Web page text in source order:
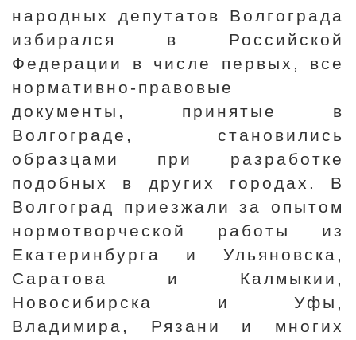
народных депутатов Волгограда
избирался в Российской
Федерации в числе первых, все
нормативно-правовые
документы, принятые в
Волгограде, становились
образцами при разработке
подобных в других городах. В
Волгоград приезжали за опытом
нормотворческой работы из
Екатеринбурга и Ульяновска,
Саратова и Калмыкии,
Новосибирска и Уфы,
Владимира, Рязани и многих